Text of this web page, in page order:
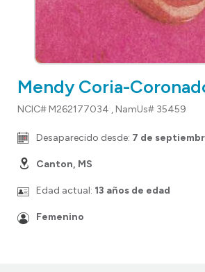
Mendy Coria-
NCIC# M262177034 , NamUs# 35459
Desaparecido desde: 7 de
Canton, MS
Edad actual: 13 años de edad
Femenino